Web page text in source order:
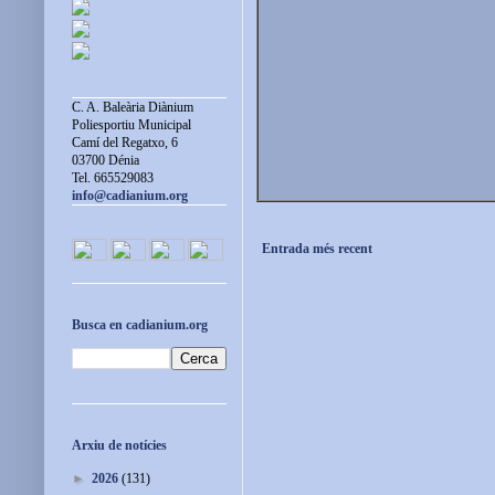
Entrada més recent
C. A. Baleària Diànium
Poliesportiu Municipal
Camí del Regatxo, 6
03700 Dénia
Tel. 665529083
info@cadianium.org
Busca en cadianium.org
Arxiu de notícies
► 2026 (131)